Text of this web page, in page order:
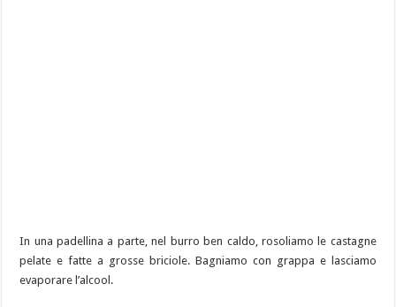
In una padellina a parte, nel burro ben caldo, rosoliamo le castagne
pelate e fatte a grosse briciole. Bagniamo con grappa e lasciamo
evaporare l’alcool.